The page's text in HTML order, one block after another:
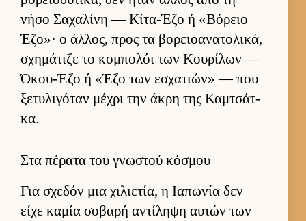
νήσο Σαχαλίνη — Κίτα-Έζο ή «Βόρειο
Έζο»· ο άλ­λος, προς τα βορειο­ανατολικά,
σχημάτιζε το κομπολόι των Κου­ρίλων —
Όκου-Έζο ή «Έζο των εσχατιών» — που
ξετυλιγόταν μέχρι την άκρη της Καμ­τσάτ­
κα.
Στα πέρατα του γνωστού κόσμου
Για σχεδόν μια χιλιε­τία, η Ια­πωνία δεν
είχε καμία σοβαρή αντίληψη αυ­τών των